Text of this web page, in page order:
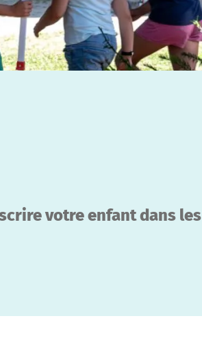
votre enfant dans les